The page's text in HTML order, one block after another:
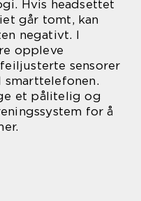
Hvis headsettet
går tomt, kan
negativt. I
oppleve
sensorer
et pålitelig og
for å